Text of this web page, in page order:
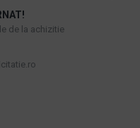
de la achizitie